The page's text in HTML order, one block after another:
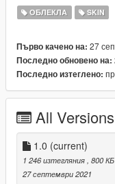
FiveM installation:
Open your stream
If you want to use it
ОБЛЕКЛА SKIN
Първо качено на: 27
Последно обновено на:
Последно изтеглено:
All Versions
1.0 (current)
1 246 изтегляния , 800 КБ
27 септември 2021